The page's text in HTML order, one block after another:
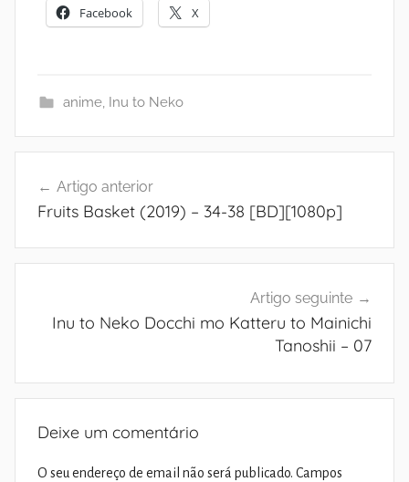
Facebook X
anime, Inu to Neko
de
Artigo anterior
Fruits Basket (2019) – 34-38 [BD][1080p]
Artigo seguinte
Inu to Neko Docchi mo Katteru to Mainichi
Tanoshii – 07
Deixe um comentário
O seu endereço de email não será publicado. Campos